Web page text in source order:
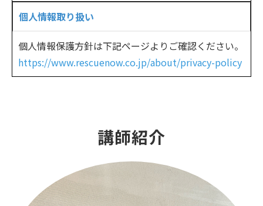
個人情報取り扱い
個人情報保護方針は下記ページよりご確認ください。
https://www.rescuenow.co.jp/about/privacy-policy
講師紹介